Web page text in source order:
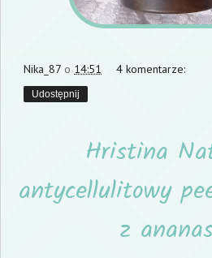
Nika_87 o 14:51 4 komentarze:
Udostępnij
Hristina
antycellulitowy
z